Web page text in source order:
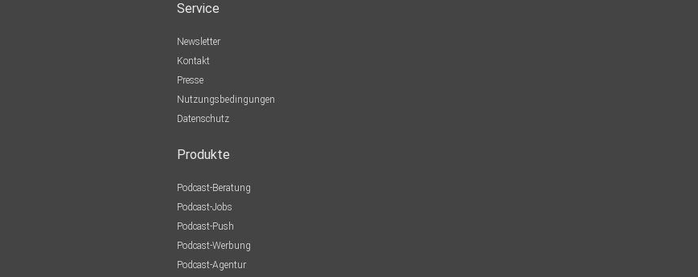
Service
Newsletter
Kontakt
Presse
Nutzungsbedingungen
Datenschutz
Produkte
Podcast-Beratung
Podcast-Jobs
Podcast-Push
Podcast-Werbung
Podcast-Agentur